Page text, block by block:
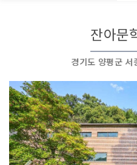
잔아문
경기도 양평군